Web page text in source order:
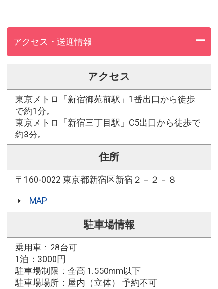
アクセス・送迎情報
アクセス
東京メトロ「新宿御苑前駅」1番出口から徒歩
で約1分。
東京メトロ「新宿三丁目駅」C5出口から徒歩で
約3分。
住所
〒160-0022 東京都新宿区新宿２－２－８
MAP
駐車場情報
乗用車：28台可
1泊：3000円
駐車場制限：全高 1.550mm以下
駐車場場所：屋内（立体） 予約不可